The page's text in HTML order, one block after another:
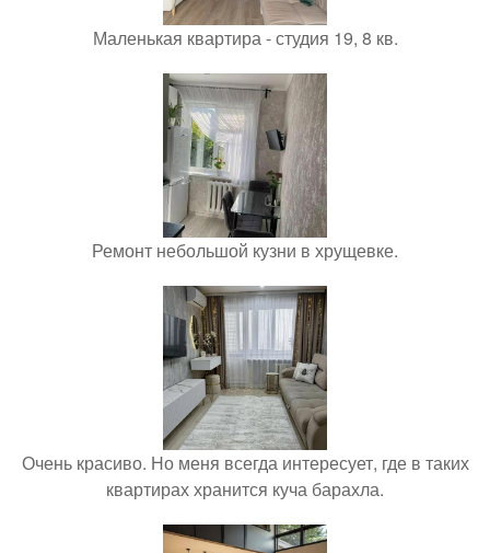
Маленькая квартира - студия 19, 8 кв.
Ремонт небольшой кузни в хрущевке.
Очень красиво. Но меня всегда интересует, где в таких
квартирах хранится куча барахла.